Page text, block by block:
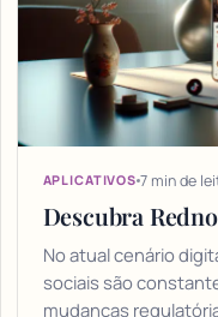
APLICATIVOS 7 min de
Descubra
No atual cenário
sociais são
mudanças